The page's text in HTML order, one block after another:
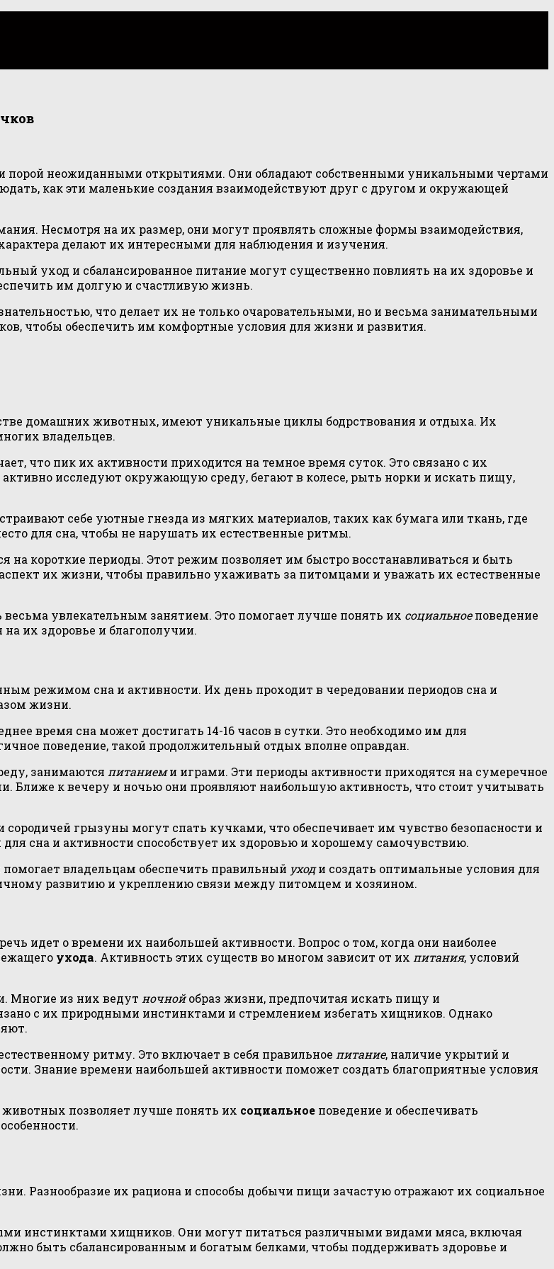
неожиданными открытиями. Они обладают собственными уникальными чертами
как эти маленькие создания взаимодействуют друг с другом и окружающей
Несмотря на их размер, они могут проявлять сложные формы взаимодействия,
делают их интересными для наблюдения и изучения.
уход и сбалансированное питание могут существенно повлиять на их здоровье и
им долгую и счастливую жизнь.
что делает их не только очаровательными, но и весьма занимательными
чтобы обеспечить им комфортные условия для жизни и развития.
домашних животных, имеют уникальные циклы бодрствования и отдыха. Их
владельцев.
что пик их активности приходится на темное время суток. Это связано с их
исследуют окружающую среду, бегают в колесе, рыть норки и искать пищу,
себе уютные гнезда из мягких материалов, таких как бумага или ткань, где
для сна, чтобы не нарушать их естественные ритмы.
на короткие периоды. Этот режим позволяет им быстро восстанавливаться и быть
их жизни, чтобы правильно ухаживать за питомцами и уважать их естественные
увлекательным занятием. Это помогает лучше понять их социальноеповедение
их здоровье и благополучии.
режимом сна и активности. Их день проходит в чередовании периодов сна и
жизни.
время сна может достигать 14-16 часов в сутки. Это необходимо им для
поведение, такой продолжительный отдых вполне оправдан.
занимаются питаниеми играми. Эти периоды активности приходятся на сумеречное
Ближе к вечеру и ночью они проявляют наибольшую активность, что стоит учитывать
грызуны могут спать кучками, что обеспечивает им чувство безопасности и
сна и активности способствует их здоровью и хорошему самочувствию.
владельцам обеспечить правильный уходи создать оптимальные условия для
развитию и укреплению связи между питомцем и хозяином.
идет о времени их наибольшей активности. Вопрос о том, когда они наиболее
ухода. Активность этих существ во многом зависит от их питания, условий
Многие из них ведут ночнойобраз жизни, предпочитая искать пищу и
с их природными инстинктами и стремлением избегать хищников. Однако
ритму. Это включает в себя правильное питание, наличие укрытий и
Знание времени наибольшей активности поможет создать благоприятные условия
позволяет лучше понять их социальное поведение и обеспечивать
Разнообразие их рациона и способы добычи пищи зачастую отражают их социальное
инстинктами хищников. Они могут питаться различными видами мяса, включая
быть сбалансированным и богатым белками, чтобы поддерживать здоровье и